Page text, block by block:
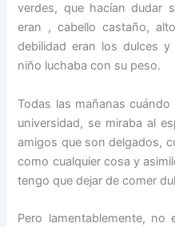
verdes, que hacían dudar
eran , cabello castaño,
debilidad eran los dulces
niño luchaba con su peso.
Todas las mañanas
universidad, se miraba al
amigos que son delgados,
como cualquier cosa y
tengo que dejar de comer
Pero lamentablemente,